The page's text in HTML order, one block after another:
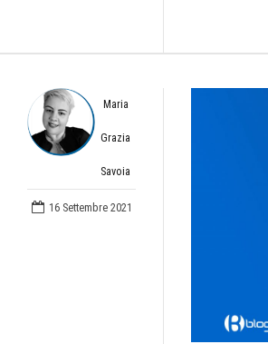
Maria
Grazia
Savoia
16 Settembre 2021